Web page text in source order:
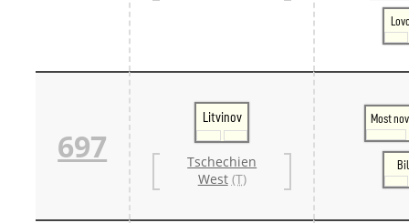
697
Litvinov
Tschechien
West (T)
Most